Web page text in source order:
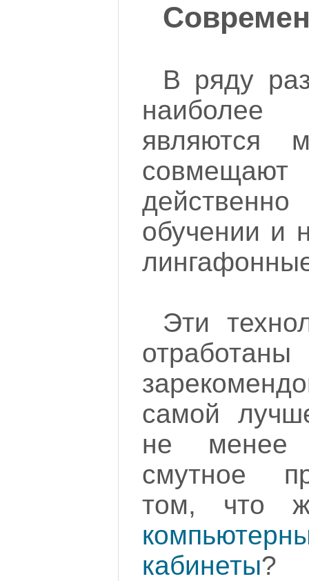
В ряду
наиболее
являются
обучении и
Эти
самой
не менее
смутное
том, что
кабинеты?